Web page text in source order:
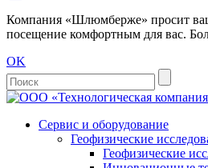
Компания «Шлюмберже» просит
посещение комфортным для вас.
OK
Сервис и оборудование
Геофизические
Геофизические